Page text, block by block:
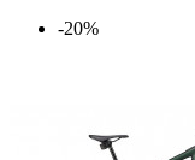
-20%